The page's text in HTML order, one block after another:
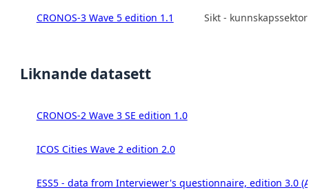
CRONOS-3 Wave 5 edition 1.1 Sikt -
Liknande datasett
CRONOS-2 Wave 3 SE edition 1.0
ICOS Cities Wave 2 edition 2.0
ESS5 - data from Interviewer's questionnaire, edition 3.0